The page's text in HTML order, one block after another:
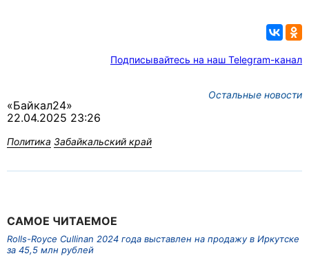
Подписывайтесь на наш Telegram-канал
Остальные новости
«Байкал24»
22.04.2025 23:26
Политика Забайкальский край
САМОЕ ЧИТАЕМОЕ
Rolls-Royce Cullinan 2024 года выставлен на продажу в Иркутске
за 45,5 млн рублей